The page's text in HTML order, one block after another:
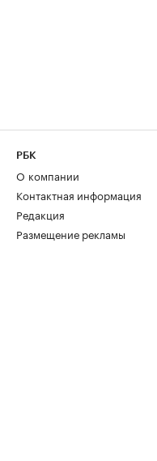
РБК
О компании
Контактная информация
Редакция
Размещение рекламы